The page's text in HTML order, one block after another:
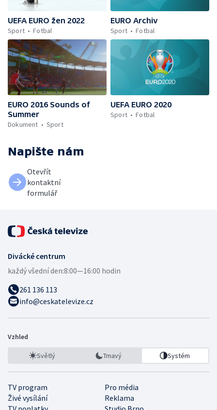
UEFA EURO žen 2022
Sport
Fotbal
EURO Archiv
Sport
Fotbal
EURO 2016 Sounds of
Summer
Dokument
Sport
UEFA EURO 2020
Sport
Fotbal
Napište nám
Otevřít
kontaktní
formulář
Divácké centrum
každý všední den:8:00—16:00 hodin
261 136 113
info@ceskatelevize.cz
Vzhled
Světlý Tmavý Systém
TV program
Pro média
Živé vysílání
Reklama